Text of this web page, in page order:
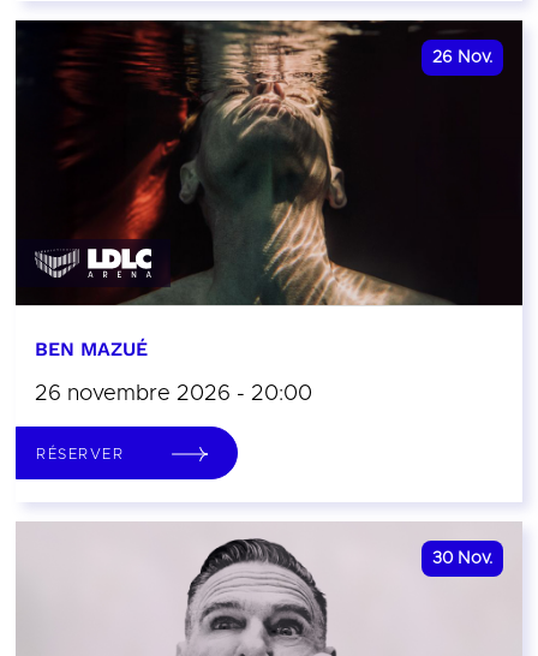
26 Nov.
BEN MAZUÉ
26 novembre 2026 - 20:00
RÉSERVER
30 Nov.